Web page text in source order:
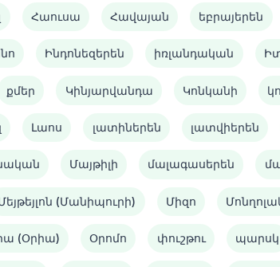
Հաուսա Հավայան եբրայերեն
Ինդոնեզերեն իռլանդական
քմեր Կինյարվանդա Կոնկանի
Լաոս լատիներեն լատվիերեն
Մայթիլի մալագասերեն
(Մանիպուրի) Միզո
(Օրիա) Օրոմո փուշթու պարսկ